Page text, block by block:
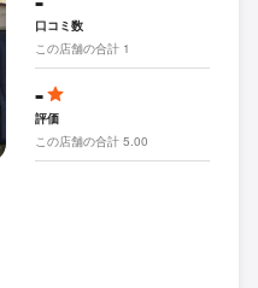
口コミ数
この店舗の合計 1
-
評価
この店舗の合計 5.00